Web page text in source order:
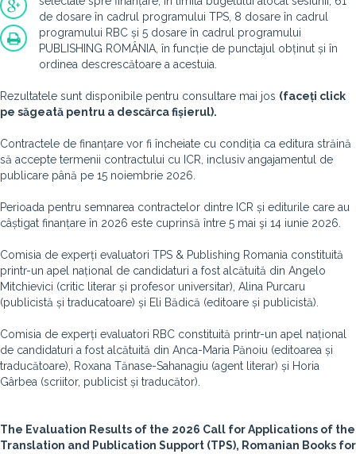
de dosare în cadrul programului TPS, 8 dosare în cadrul
programului RBC și 5 dosare în cadrul programului
PUBLISHING ROMÂNIA, în funcție de punctajul obținut și în
ordinea descrescătoare a acestuia.
Rezultatele sunt disponibile pentru consultare mai jos (faceți click
pe săgeată pentru a descărca fișierul).
Contractele de finanțare vor fi încheiate cu condiția ca editura străină
să accepte termenii contractului cu ICR, inclusiv angajamentul de
publicare până pe 15 noiembrie 2026.
Perioada pentru semnarea contractelor dintre ICR și editurile care au
câștigat finanțare în 2026 este cuprinsă între 5 mai şi 14 iunie 2026.
Comisia de experți evaluatori TPS & Publishing Romania constituită
printr-un apel național de candidaturi a fost alcătuită din Angelo
Mitchievici (critic literar și profesor universitar), Alina Purcaru
(publicistă și traducatoare) și Eli Bădică (editoare și publicistă).
Comisia de experți evaluatori RBC constituită printr-un apel național
de candidaturi a fost alcătuită din Anca-Maria Pănoiu (editoarea și
traducătoare), Roxana Tănase-Sahanagiu (agent literar) și Horia
Gârbea (scriitor, publicist și traducător).
The Evaluation Results of the 2026 Call for Applications of the
Translation and Publication Support (TPS), Romanian Books for